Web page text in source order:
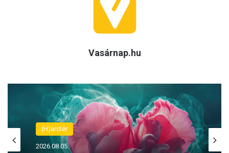
Vasárnap.hu
(H)arctér
2026.08.05.